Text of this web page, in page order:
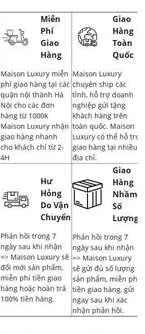
Miễn
Phí
Giao
Hàng
Maison Luxury miễn
phí giao hàng tại các
quận nội thành Hà
Nội cho các đơn
hàng từ 1000k
Maison Luxury nhận
giao hàng nhanh
cho khách chỉ từ 2-
4H
Giao
Hàng
Toàn
Quốc
Maison Luxury
chuyên ship các
tỉnh, hỗ trợ doanh
nghiệp gửi tặng
khách hàng trên
toàn quốc. Maison
Luxury có thể hỗ trợ
giao hàng tại nhiều
địa chỉ.
Hư
Hỏng
Do Vận
Chuyển
Phản hồi trong 7
ngày sau khi nhận
=> Maison Luxury sẽ
đổi mới sản phẩm,
miễn phí tiền giao
hàng hoặc hoàn trả
100% tiền hàng.
Giao
Hàng
Nhầm,
Số
Lượng
Phản hồi trong 7
ngày sau khi nhận
=> Maison Luxury
sẽ gửi đủ số lượng
sản phẩm, miễn phí
tiền giao hàng, gửi
ngay sau khi xác
nhận phản hồi.